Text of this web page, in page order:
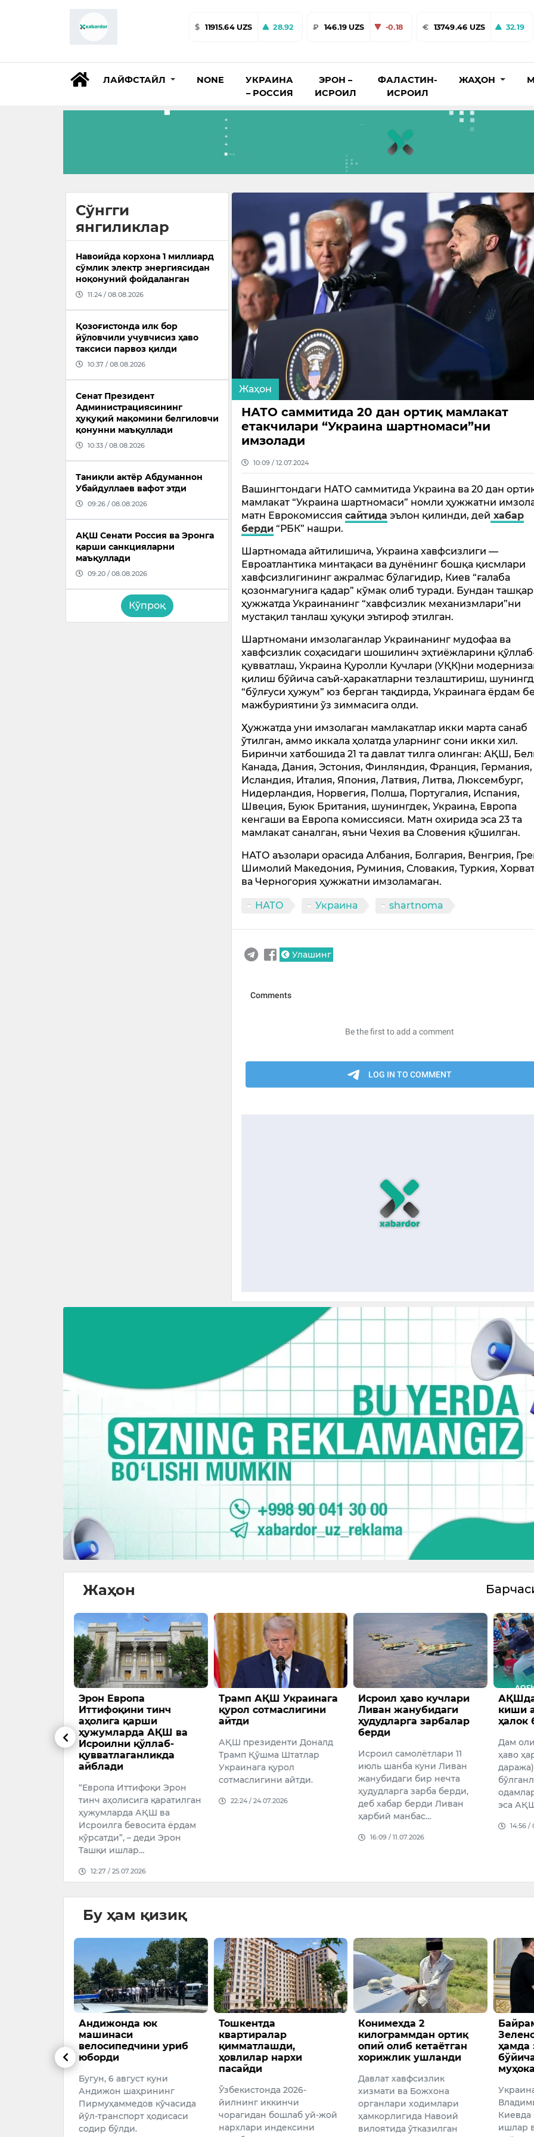
$ 11915.64 UZS 28.92 ₽ 146.19 UZS -0.18 € 13749.46 UZS 32.19
ЛАЙФСТАЙЛ NONE
УКРАИНА
– РОССИЯ
ЭРОН –
ИСРОИЛ
ФАЛАСТИН-
ИСРОИЛ
ЖАҲОН
Сўнгги
янгиликлар
Навоийда корхона 1 миллиард
сўмлик электр энергиясидан
ноқонуний фойдаланган
11:24 / 08.08.2026
Қозоғистонда илк бор
йўловчили учувчисиз ҳаво
таксиси парвоз қилди
10:37 / 08.08.2026
Сенат Президент
Администрациясининг
ҳуқуқий мақомини белгиловчи
қонунни маъқуллади
10:33 / 08.08.2026
Таниқли актёр Абдуманнон
Убайдуллаев вафот этди
09:26 / 08.08.2026
АҚШ Сенати Россия ва Эронга
қарши санкцияларни
маъқуллади
09:20 / 08.08.2026
Кўпроқ
Жаҳон
НАТО саммитида 20 дан ортиқ мамлакат
етакчилари “Украина шартномаси”ни
имзолади
10:09 / 12.07.2024
Вашингтондаги НАТО саммитида Украина ва 20 дан
мамлакат “Украина шартномаси” номли ҳужжатни
матн Еврокомиссиясайтида эълон қилинди, дей хабар
берди “РБК” нашри.
Шартномада айтилишича, Украина хавфсизлиги —
Евроатлантика минтақаси ва дунёнинг бошқа қисмлари
хавфсизлигининг ажралмас бўлагидир, Киев “ғалаба
қозонмагунига қадар” кўмак олиб туради. Бундан
ҳужжатда Украинанинг “хавфсизлик механизмлари”ни
мустақил танлаш ҳуқуқи эътироф этилган.
Шартномани имзолаганлар Украинанинг мудофаа ва
хавфсизлик соҳасидаги шошилинч эҳтиёжларини
қувватлаш, Украина Қуролли Кучлари (УҚК)ни
қилиш бўйича саъй-ҳаракатларни тезлаштириш,
“бўлғуси ҳужум” юз берган тақдирда, Украинага ёрдам
мажбуриятини ўз зиммасига олди.
Ҳужжатда уни имзолаган мамлакатлар икки марта санаб
ўтилган, аммо иккала ҳолатда уларнинг сони икки хил.
Биринчи хатбошида 21 та давлат тилга олинган: АҚШ,
Канада, Дания, Эстония, Финляндия, Франция, Германия,
Исландия, Италия, Япония, Латвия, Литва, Люксембург,
Нидерландия, Норвегия, Полша, Португалия, Испания,
Швеция, Буюк Британия, шунингдек, Украина, Европа
кенгаши ва Европа комиссияси. Матн охирида эса 23 та
мамлакат саналган, яъни Чехия ва Словения қўшилган.
НАТО аъзолари орасида Албания, Болгария, Венгрия,
Шимолий Македония, Руминия, Словакия, Туркия,
ва Черногория ҳужжатни имзоламаган.
НАТО Украина shartnoma
Улашинг
Жаҳон
барчаси
Эрон Европа
Иттифоқини тинч
аҳолига қарши
ҳужумларда АҚШ ва
Исроилни қўллаб-
қувватлаганликда
айблади
“Европа Иттифоқи Эрон
тинч аҳолисига қаратилган
ҳужумларда АҚШ ва
Исроилга бевосита ёрдам
кўрсатди”, – деди Эрон
Ташқи ишлар…
12:27 / 25.07.2026
Трамп АҚШ Украинага
қурол сотмаслигини
айтди
АҚШ президенти Доналд
Трамп Қўшма Штатлар
Украинага қурол
сотмаслигини айтди.
22:24 / 24.07.2026
Исроил ҳаво кучлари
Ливан жанубидаги
ҳудудларга зарбалар
берди
Исроил самолётлари 11
июль шанба куни Ливан
жанубидаги бир нечта
ҳудудларга зарба берди,
деб хабар берди Ливан
ҳарбий манбас…
16:09 / 11.07.2026
киши
ҳалок
Дам
ҳаво
эса
14:56 /
Бу ҳам қизиқ
Андижонда юк
машинаси
велосипедчини уриб
юборди
Бугун, 6 август куни
Андижон шаҳрининг
Пирмуҳаммедов кўчасида
йўл-транспорт ҳодисаси
содир бўлди.
Тошкентда
квартиралар
қимматлашди,
ҳовлилар нархи
пасайди
Ўзбекистонда 2026-
йилнинг иккинчи
чорагидан бошлаб уй-жой
нархлари индексини
Конимехда 2
килограммдан ортиқ
опий олиб кетаётган
хорижлик ушланди
Давлат хавфсизлик
хизмати ва Божхона
органлари ходимлари
ҳамкорлигида Навоий
вилоятида ўтказилган
ҳамда
ишлар